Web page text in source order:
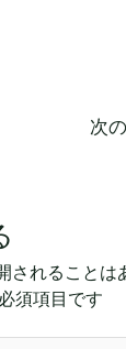
次
されることは
須項目です